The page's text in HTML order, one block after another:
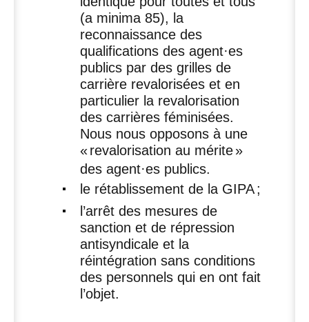
(a minima 85), la
reconnaissance des
qualifications des agent·es
publics par des grilles de
carrière revalorisées et en
particulier la revalorisation
des carrières féminisées.
Nous nous opposons à une
«revalorisation au mérite»
des agent·es publics.
le rétablissement de la GIPA;
l’arrêt des mesures de
sanction et de répression
antisyndicale et la
réintégration sans conditions
des personnels qui en ont fait
l’objet.